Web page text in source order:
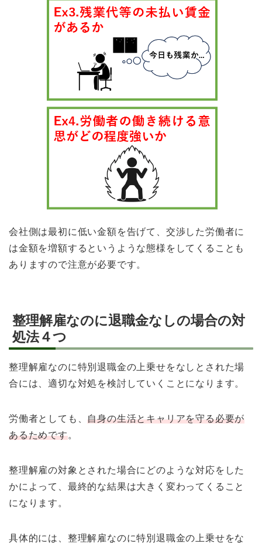
会社側は最初に低い金額を告げて、交渉した労働者に
は金額を増額するというような態様をしてくることも
ありますので注意が必要です。
整理解雇なのに退職金なしの場合の対
処法４つ
整理解雇なのに特別退職金の上乗せをなしとされた場
合には、適切な対処を検討していくことになります。
労働者としても、自身の生活とキャリアを守る必要が
あるためです。
整理解雇の対象とされた場合にどのような対応をした
かによって、最終的な結果は大きく変わってくること
になります。
具体的には、整理解雇なのに特別退職金の上乗せをな